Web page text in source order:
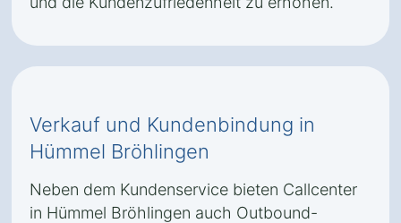
Verkauf und Kundenbindung in
Hümmel Bröhlingen
Neben dem Kundenservice bieten Callcenter
in Hümmel Bröhlingen auch Outbound-